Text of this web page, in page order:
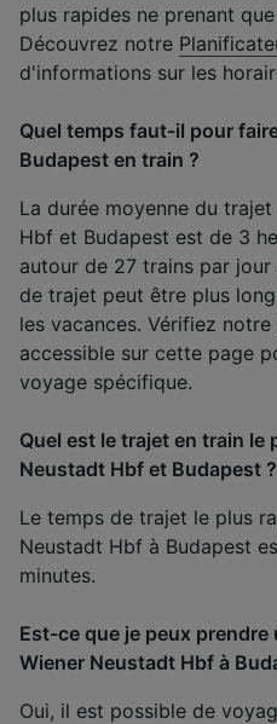
plus rapides ne prenant
Découvrez notre
d'informations sur les
Quel temps faut-il pour
Budapest en train ?
La durée moyenne du
Hbf et Budapest est de 3
autour de 27 trains par
de trajet peut être plus
les vacances. Vérifiez notre
accessible sur cette page
voyage spécifique.
Quel est le trajet en train le
Neustadt Hbf et Budapest ?
Le temps de trajet le plus
Neustadt Hbf à Budapest
minutes.
Est-ce que je peux
Wiener Neustadt Hbf à
Oui, il est possible de